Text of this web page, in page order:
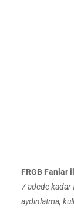
FRGB Fanlar
7 adede kadar
aydınlatma,